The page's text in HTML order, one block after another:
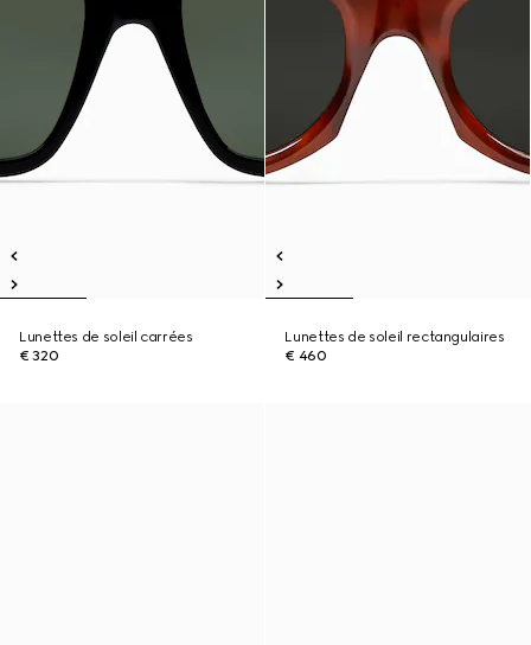
Lunettes de soleil carrées
€ 320
Lunettes de soleil rectangulaires
€ 460